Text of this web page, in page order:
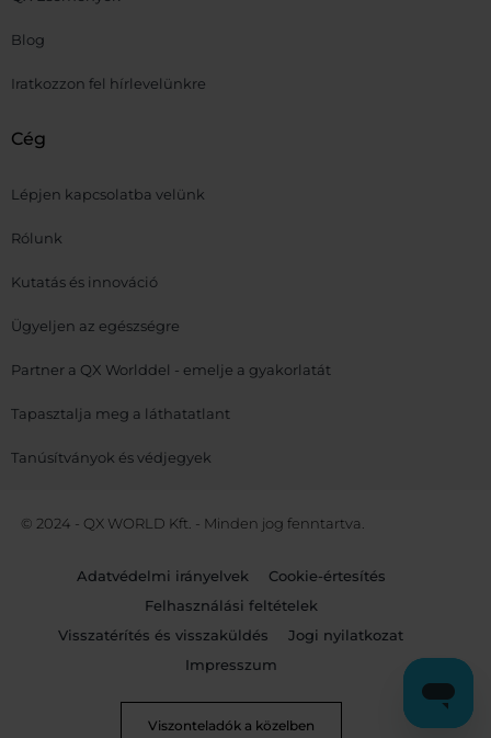
Blog
Iratkozzon fel hírlevelünkre
Cég
Lépjen kapcsolatba velünk
Rólunk
Kutatás és innováció
Ügyeljen az egészségre
Partner a QX Worlddel - emelje a gyakorlatát
Tapasztalja meg a láthatatlant
Tanúsítványok és védjegyek
© 2024 - QX WORLD Kft. - Minden jog fenntartva.
Adatvédelmi irányelvek
Cookie-értesítés
Felhasználási feltételek
Visszatérítés és visszaküldés
Jogi nyilatkozat
Impresszum
Viszonteladók a közelben